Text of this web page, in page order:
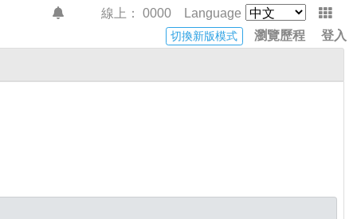
切換新版模式 瀏覽歷程 登入
Language
線上： 0000